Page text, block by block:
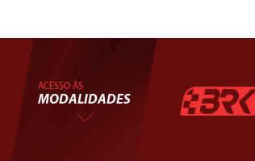
ACESSO ÀS
MODALIDADES